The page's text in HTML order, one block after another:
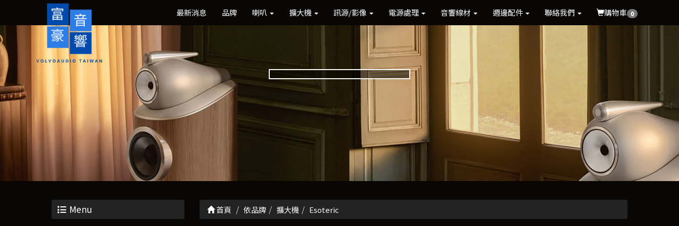
最新消息 品牌 喇叭 擴大機 訊源/影像 電源處理 音響線材 週邊配件 聯絡我們 購物車 0
Menu 首頁 依品牌 擴大機 Esoteric